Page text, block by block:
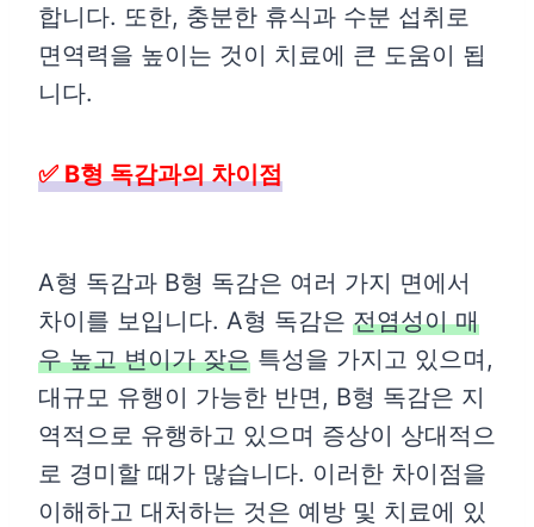
합니다. 또한, 충분한 휴식과 수분 섭취로
면역력을 높이는 것이 치료에 큰 도움이 됩
니다.
✅ B형 독감과의 차이점
A형 독감과 B형 독감은 여러 가지 면에서
차이를 보입니다. A형 독감은 전염성이 매
우 높고 변이가 잦은 특성을 가지고 있으며,
대규모 유행이 가능한 반면, B형 독감은 지
역적으로 유행하고 있으며 증상이 상대적으
로 경미할 때가 많습니다. 이러한 차이점을
이해하고 대처하는 것은 예방 및 치료에 있